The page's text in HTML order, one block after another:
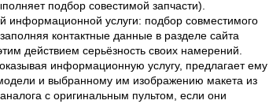
подбор совестимой запчасти).
информационной услуги: подбор совместимого
контактные данные в разделе сайта
действием серьёзность своих намерений.
информационную услугу, предлагает ему
и выбранному им изображению макета из
с оригинальным пультом, если они